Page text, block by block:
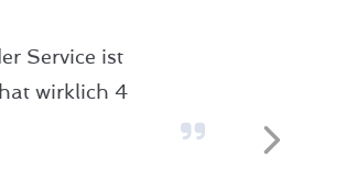
Service ist
wirklich 4